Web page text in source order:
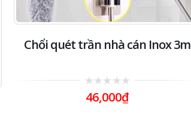
Chổi quét trần nhà cán Inox 3m
out
46,000₫